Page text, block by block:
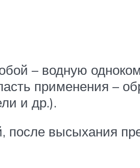
– водную
применения –
и др.).
после высыхания